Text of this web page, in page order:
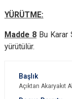
YÜRÜTME:
Madde 8 Bu
yürütülür.
Açıktan Akaryakıt